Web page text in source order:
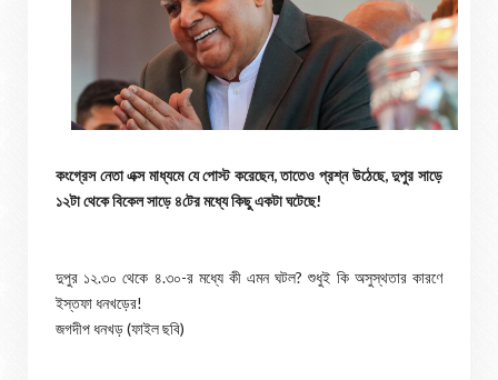
কংগ্রেস নেতা এক্স মাধ্যমে যে পোস্ট করেছেন, তাতেও প্রশ্ন উঠেছে, দুপুর সাড়ে
১২টা থেকে বিকেল সাড়ে ৪টের মধ্যে কিছু একটা ঘটেছে!
দুপুর ১২.৩০ থেকে ৪.৩০-র মধ্যে কী এমন ঘটল? শুধুই কি অসুস্থতার কারণে
ইস্তফা ধনখড়ের!
জগদীপ ধনখড় (ফাইল ছবি)